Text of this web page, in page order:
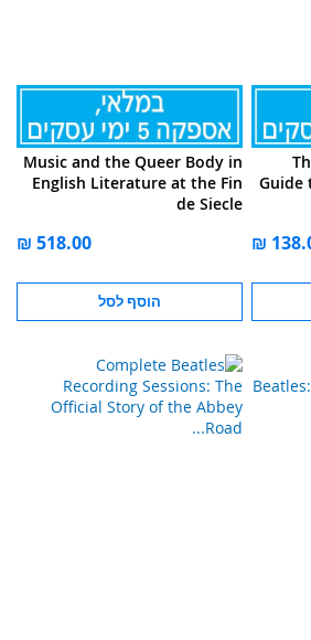
Guide
Music and the Queer Body in
English Literature at the Fin
de Siecle
הוסף לסל